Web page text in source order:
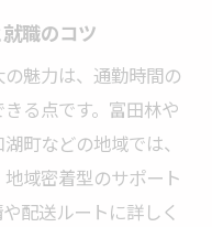
差を比較して選
イバー求人の条件
ドライバー求人の
職のコツ
魅力は、通勤時間の
る点です。富田林や
町などの地域では、
域密着型のサポート
配送ルートに詳しく